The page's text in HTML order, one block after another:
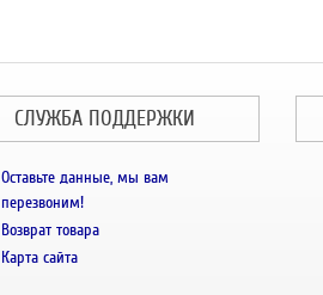
СЛУЖБА ПОДДЕРЖКИ
Оставьте данные, мы вам
перезвоним!
Возврат товара
Карта сайта